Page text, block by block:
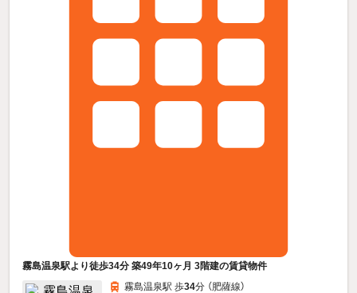
霧島温泉駅より徒歩34分 築49年10ヶ月 3階建の賃貸物件
霧島温泉駅 歩34分 （肥薩線）